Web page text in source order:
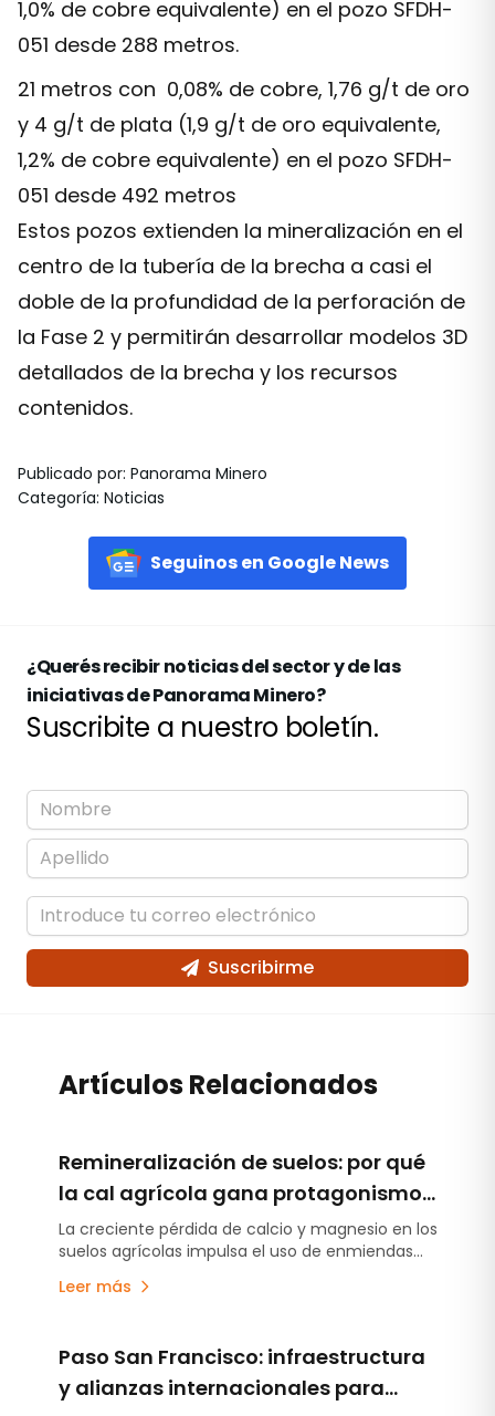
1,0% de cobre equivalente) en el pozo SFDH-
051 desde 288 metros.
21 metros con 0,08% de cobre, 1,76 g/t de oro
y 4 g/t de plata (1,9 g/t de oro equivalente,
1,2% de cobre equivalente) en el pozo SFDH-
051 desde 492 metros
Estos pozos extienden la mineralización en el
centro de la tubería de la brecha a casi el
doble de la profundidad de la perforación de
la Fase 2 y permitirán desarrollar modelos 3D
detallados de la brecha y los recursos
contenidos.
Publicado por: Panorama Minero
Categoría: Noticias
Seguinos en Google News
¿Querés recibir noticias del sector y de las
iniciativas de Panorama Minero?
Suscribite a nuestro boletín.
Suscribirme
Artículos Relacionados
Remineralización de suelos: por qué
la cal agrícola gana protagonismo
en la reposición de nutrientes
La creciente pérdida de calcio y magnesio en los
suelos agrícolas impulsa el uso de enmiendas
minerales para mejorar la fertilidad, corregir la
acidez y aumentar la eficiencia de los sistemas
Leer más
Paso San Francisco: infraestructura
y alianzas internacionales para